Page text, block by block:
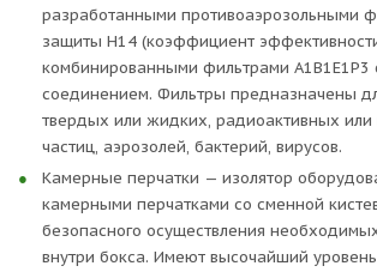
разработанными противоаэрозольными
защиты Н14 (коэффициент
комбинированными фильтрами А1В1Е1Р3
соединением. Фильтры предназначены
твердых или жидких, радиоактивных или
частиц, аэрозолей, бактерий, вирусов.
Камерные перчатки — изолятор
камерными перчатками со сменной
безопасного осуществления
внутри бокса. Имеют высочайший уровень